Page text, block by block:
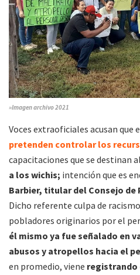
»Imagen archivo 2021
Voces extraoficiales acusan que
pretenden controlar los
capacitaciones que se destinan
a los wichis; intención que es
Barbier, titular del Consejo
Dicho referente culpa de
pobladores originarios por el
él mismo ya fue señalado en
abusos y atropellos hacia el
en promedio, viene registrando